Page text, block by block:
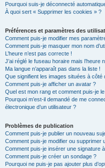
Pourquoi suis-je déconnecté
À quoi sert « Supprimer les cookies » ?
Préférences et paramètres des
Comment puis-je modifier mes
Comment puis-je masquer mon nom
L’heure n’est pas correcte !
J’ai réglé le fuseau horaire mais l’heure
Ma langue n’apparaît pas dans la liste !
Que signifient les images situées à côté
Comment puis-je afficher un avatar ?
Quel est mon rang et comment puis-je
Pourquoi m’est-il demandé de me
électronique d’un utilisateur ?
Problèmes de publication
Comment puis-je publier un nouveau
Comment puis-je modifier ou supprimer
Comment puis-je insérer une signature
Comment puis-je créer un sondage ?
Pourquoi ne puis-je pas ajouter plus